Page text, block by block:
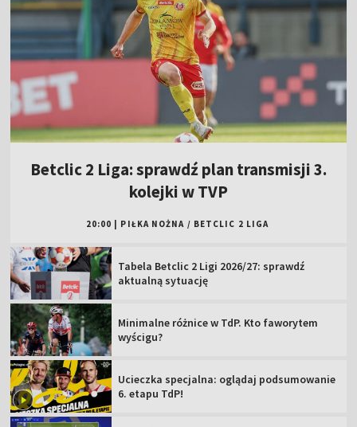
Betclic 2 Liga: sprawdź plan transmisji 3.
kolejki w TVP
20:00 PIŁKA NOŻNA / BETCLIC 2 LIGA
Tabela Betclic 2 Ligi 2026/27: sprawdź
aktualną sytuację
Minimalne różnice w TdP. Kto faworytem
wyścigu?
Ucieczka specjalna: oglądaj podsumowanie
6. etapu TdP!